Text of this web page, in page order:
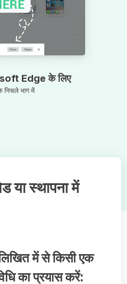
Edge के लिए
निचले भाग में
या स्थापना में
में से किसी एक
का प्रयास करें: